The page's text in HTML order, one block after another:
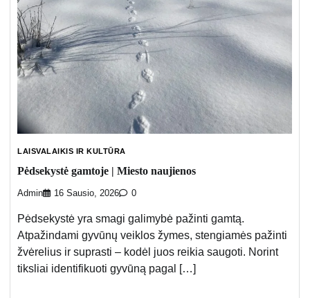
LAISVALAIKIS IR KULTŪRA
Pėdsekystė gamtoje | Miesto naujienos
Admin 16 Sausio, 2026 0
Pėdsekystė yra smagi galimybė pažinti gamtą.
Atpažindami gyvūnų veiklos žymes, stengiamės pažinti
žvėrelius ir suprasti – kodėl juos reikia saugoti. Norint
tiksliai identifikuoti gyvūną pagal […]